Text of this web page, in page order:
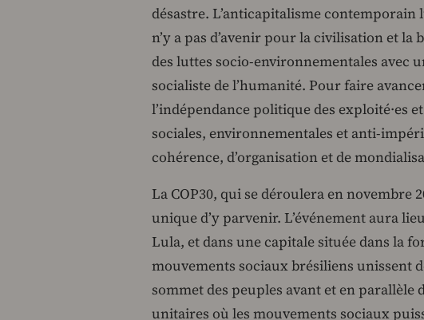
désastre. L’anticapitalisme contemporain
n’y a pas d’avenir pour la civilisation et
des luttes socio-environnementales avec
socialiste de l’humanité. Pour faire
l’indépendance politique des exploité·es
sociales, environnementales et anti-
cohérence, d’organisation et de
La COP30, qui se déroulera en novembre
unique d’y parvenir. L’événement aura
Lula, et dans une capitale située dans la
mouvements sociaux brésiliens unissent
sommet des peuples avant et en parallèle
unitaires où les mouvements sociaux